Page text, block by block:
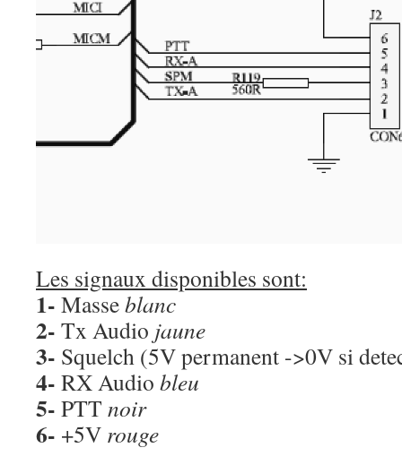
Les signaux disponibles sont:
1- Masseblanc
2- Tx Audio jaune
3- Squelch (5V permanent ->0V si
4- RX Audio bleu
5- PTT noir
6- +5V rouge